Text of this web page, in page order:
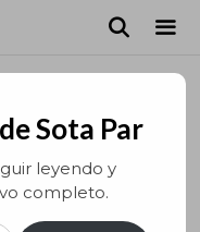
Sota Par
leyendo y
completo.